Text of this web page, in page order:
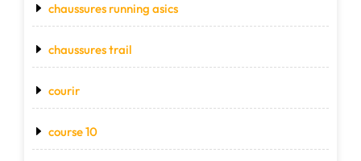
chaussures running asics
chaussures trail
courir
course 10